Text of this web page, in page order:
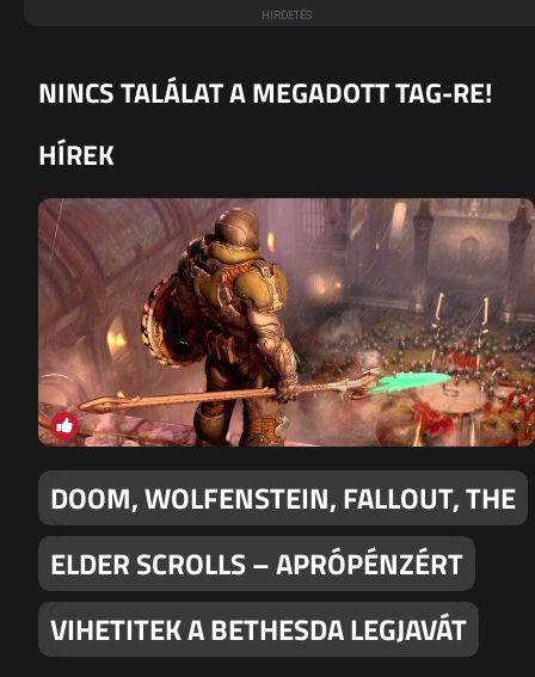
NINCS TALÁLAT A MEGADOTT TAG-RE!
HÍREK
DOOM, WOLFENSTEIN, FALLOUT, THE
ELDER SCROLLS – APRÓPÉNZÉRT
VIHETITEK A BETHESDA LEGJAVÁT